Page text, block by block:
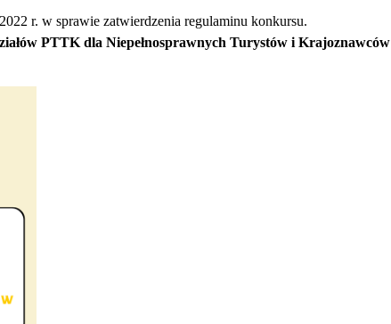
r. w sprawie zatwierdzenia regulaminu konkursu.
PTTK dla Niepełnosprawnych Turystów i Krajoznawców